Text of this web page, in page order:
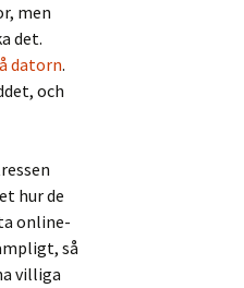
men
det.
datorn.
och
hur de
online-
så
villiga